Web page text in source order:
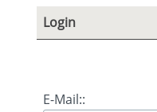
Login
E-Mail::